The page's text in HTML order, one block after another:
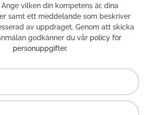
vilken din kompetens är, dina
samt ett meddelande som beskriver
av uppdraget. Genom att skicka
godkänner du vår policy för
personuppgifter.